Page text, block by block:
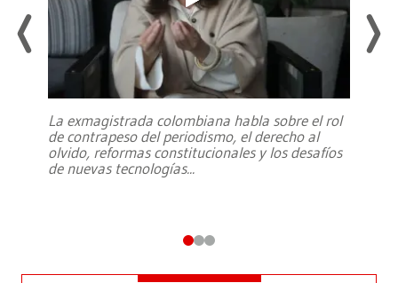
La exmagistrada colombiana habla sobre el rol
de contrapeso del periodismo, el derecho al
olvido, reformas constitucionales y los desafíos
de nuevas tecnologías...